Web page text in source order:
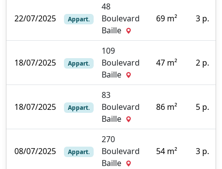
22/07/2025 Appart.
48
Boulevard
Baille
69 m² 3 p.
18/07/2025 Appart.
109
Boulevard
Baille
47 m² 2 p.
18/07/2025 Appart.
83
Boulevard
Baille
86 m² 5 p.
08/07/2025 Appart.
270
Boulevard
Baille
54 m² 3 p.